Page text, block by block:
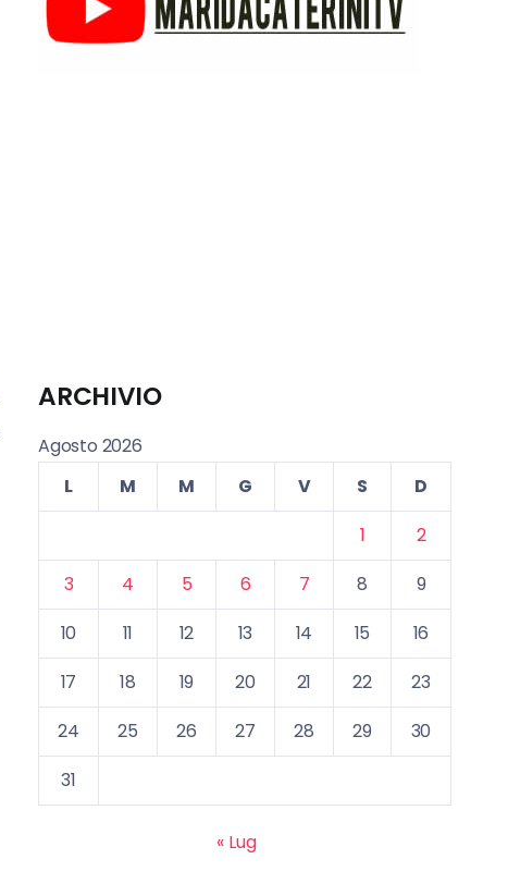
ARCHIVIO
Agosto 2026
L
M M G V S
D
1
2
3
4 5 6 7 8
9
10
11 12 13 14 15
16
17
18 19 20 21 22
23
24
25 26 27 28 29
30
31
« Lug